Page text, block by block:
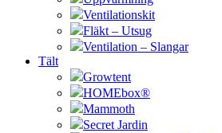
Ventilationskit
Fläkt – Utsug
Ventilation – Slangar
Tält
Growtent
HOMEbox®
Mammoth
Secret Jardin